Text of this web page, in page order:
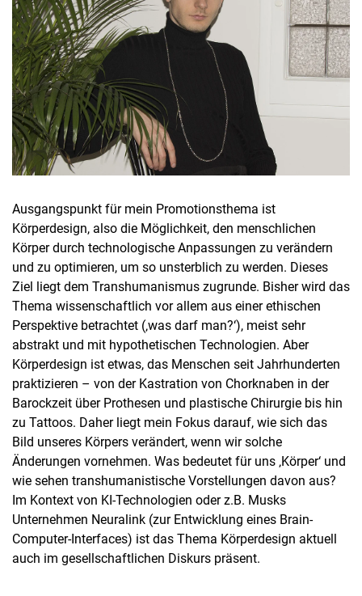
Ausgangspunkt für mein Promotionsthema ist
Körperdesign, also die Möglichkeit, den menschlichen
Körper durch technologische Anpassungen zu verändern
und zu optimieren, um so unsterblich zu werden. Dieses
Ziel liegt dem Transhumanismus zugrunde. Bisher wird das
Thema wissenschaftlich vor allem aus einer ethischen
Perspektive betrachtet (‚was darf man?‘), meist sehr
abstrakt und mit hypothetischen Technologien. Aber
Körperdesign ist etwas, das Menschen seit Jahrhunderten
praktizieren – von der Kastration von Chorknaben in der
Barockzeit über Prothesen und plastische Chirurgie bis hin
zu Tattoos. Daher liegt mein Fokus darauf, wie sich das
Bild unseres Körpers verändert, wenn wir solche
Änderungen vornehmen. Was bedeutet für uns ‚Körper‘ und
wie sehen transhumanistische Vorstellungen davon aus?
Im Kontext von KI-Technologien oder z.B. Musks
Unternehmen Neuralink (zur Entwicklung eines Brain-
Computer-Interfaces) ist das Thema Körperdesign aktuell
auch im gesellschaftlichen Diskurs präsent.